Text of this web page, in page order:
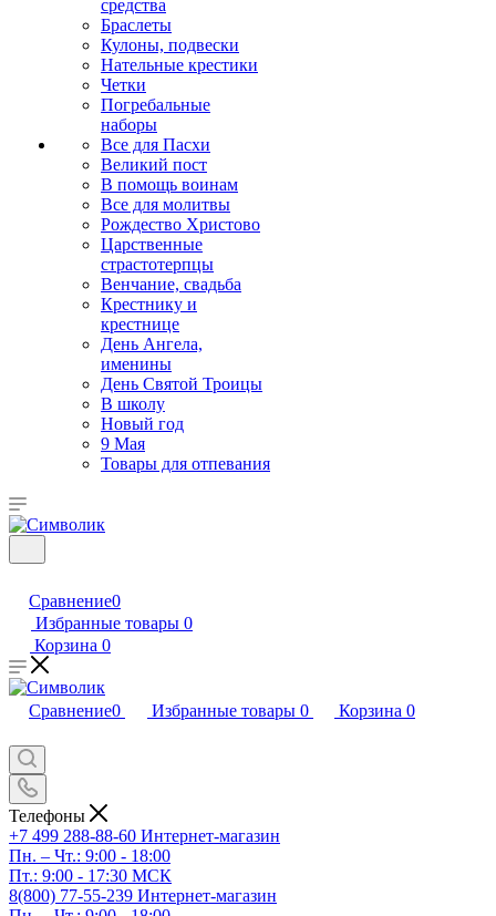
средства
Браслеты
Кулоны, подвески
Нательные крестики
Четки
Погребальные
наборы
Все для Пасхи
Великий пост
В помощь воинам
Все для молитвы
Рождество Христово
Царственные
страстотерпцы
Венчание, свадьба
Крестнику и
крестнице
День Ангела,
именины
День Святой Троицы
В школу
Новый год
9 Мая
Товары для отпевания
Сравнение0
Избранные товары 0
Корзина 0
Сравнение0 Избранные товары 0 Корзина 0
Телефоны
+7 499 288-88-60 Интернет-магазин
Пн. – Чт.: 9:00 - 18:00
Пт.: 9:00 - 17:30 МСК
8(800) 77-55-239 Интернет-магазин